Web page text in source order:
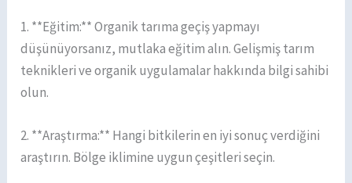
1. **Eğitim:** Organik tarıma geçiş yapmayı
düşünüyorsanız, mutlaka eğitim alın. Gelişmiş tarım
teknikleri ve organik uygulamalar hakkında bilgi sahibi
olun.
2. **Araştırma:** Hangi bitkilerin en iyi sonuç verdiğini
araştırın. Bölge iklimine uygun çeşitleri seçin.